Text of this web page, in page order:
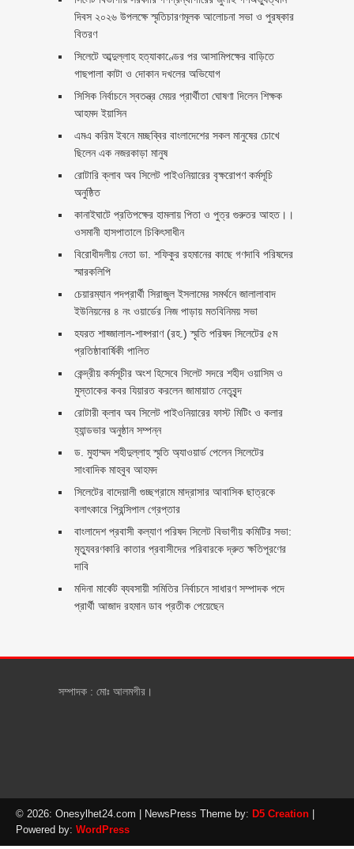
দিবস ২০২৬ উপলক্ষে স্মৃতিচারণমূলক আলোচনা সভা ও পুরষ্কার
বিতরণ ‎ ‎
সিলেটে আব্দুল্লাহ হত্যাকাণ্ডের পর আসামিপক্ষের বাড়িতে
গাছপালা কাটা ও দোকান দখলের অভিযোগ
সিসিক নির্বাচনে স্বতন্ত্র মেয়র প্রার্থীতা ঘোষণা দিলেন শিক্ষক
আহমদ ইয়াসিন
এমএ করিম ইবনে মচ্ছব্বির বাংলাদেশের সকল মানুষের চোখে
ছিলেন এক নজরকাড়া মানুষ ‎
রোটারি ক্লাব অব সিলেট পাইওনিয়ারের বৃক্ষরোপণ কর্মসূচি
অনুষ্ঠিত
কানাইঘাটে প্রতিপক্ষের হামলায় পিতা ও পুত্র গুরুতর আহত।।
ওসমানী হাসপাতালে চিকিৎসাধীন
বিরোধীদলীয় নেতা ডা. শফিকুর রহমানের কাছে গণদাবি পরিষদের
স্মারকলিপি ‎
চেয়ারম্যান পদপ্রার্থী সিরাজুল ইসলামের সমর্থনে জালালাবাদ
ইউনিয়নের ৪ নং ওয়ার্ডের নিজ পাড়ায় মতবিনিময় সভা
হযরত শাহ্জালাল-শাহ্পরাণ (রহ.) স্মৃতি পরিষদ সিলেটের ৫ম
প্রতিষ্ঠাবার্ষিকী পালিত ‎​
কেন্দ্রীয় কর্মসূচীর অংশ হিসেবে সিলেট সদরে শহীদ ওয়াসিম ও
মুস্তাকের কবর যিয়ারত করলেন জামায়াত নেতৃবৃন্দ ‎
রোটারী ক্লাব অব সিলেট পাইওনিয়ারের ফাস্ট মিটিং ও কলার
হ্যান্ডভার অনুষ্ঠান সম্পন্ন
ড. মুহাম্মদ শহীদুল্লাহ স্মৃতি অ্যাওয়ার্ড পেলেন সিলেটের
সাংবাদিক মাহবুব আহমদ
সিলেটের বাদেয়ালী গুচ্ছগ্রামে মাদ্রাসার আবাসিক ছাত্রকে
বলাৎকারে প্রিন্সিপাল গ্রেপ্তার ‎
বাংলাদেশ প্রবাসী কল্যাণ পরিষদ সিলেট বিভাগীয় কমিটির সভা:
মৃত্যুবরণকারি কাতার প্রবাসীদের পরিবারকে দ্রুত ক্ষতিপূরণের
দাবি
মদিনা মার্কেট ব্যবসায়ী সমিতির নির্বাচনে সাধারণ সম্পাদক পদে
প্রার্থী আজাদ রহমান ডাব প্রতীক পেয়েছেন ‎
সম্পাদক : মোঃ আলমগীর।
© 2026: Onesylhet24.com | NewsPress Theme by: D5 Creation
Powered by: WordPress